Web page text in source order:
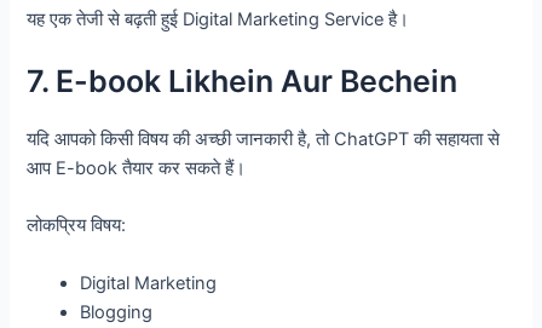
यह एक तेजी से बढ़ती हुई Digital Marketing Service है।
7. E-book Likhein Aur Bechein
यदि आपको किसी विषय की अच्छी जानकारी है, तो ChatGPT की सहायता से
आप E-book तैयार कर सकते हैं।
लोकप्रिय विषय:
Digital Marketing
Blogging